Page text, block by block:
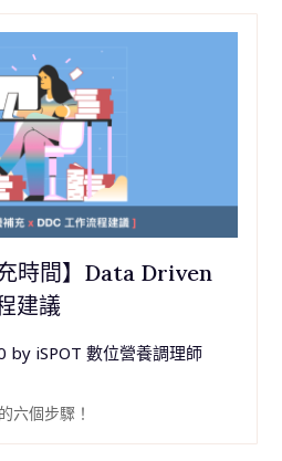
時間】Data Driven
建議
by iSPOT 數位營養調理師
六個步驟！